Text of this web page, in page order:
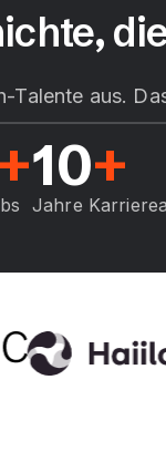
Talente aus.
+10+
Jahre